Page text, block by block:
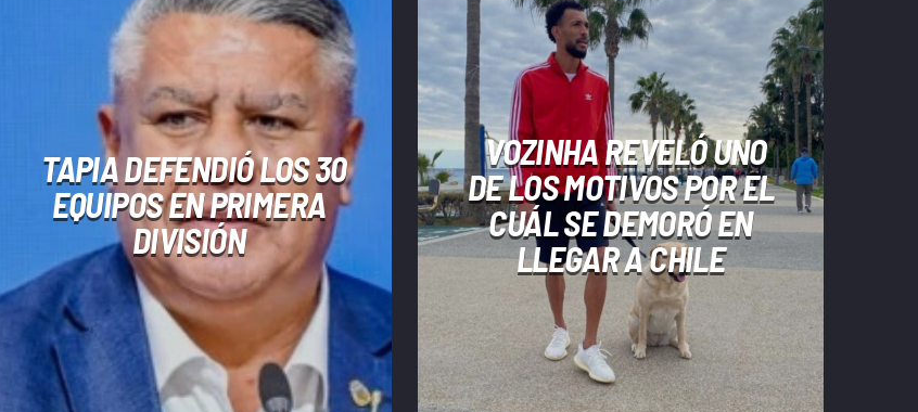
TAPIA DEFENDIÓ LOS 30
EQUIPOS EN PRIMERA
DIVISIÓN
VOZINHA REVELÓ UNO
DE LOS MOTIVOS POR EL
CUÁL SE DEMORÓ EN
LLEGAR A CHILE